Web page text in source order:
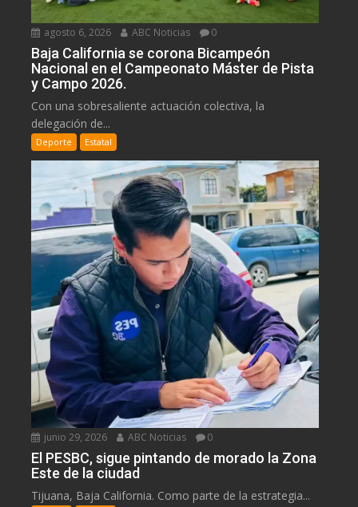
agosto 6, 2026 ABC Noticias 0
Baja California se corona Bicampeón
Nacional en el Campeonato Máster de Pista
y Campo 2026.
Con una sobresaliente actuación colectiva, la
delegación de...
Deporte Estatal
junio 29, 2026 ABC Noticias 0
El PESBC, sigue pintando de morado la Zona
Este de la ciudad
Tijuana, Baja California. Como parte de la estrategia...